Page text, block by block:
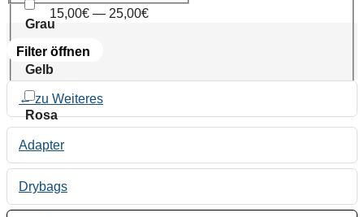
Grau
Gelb
Rosa
15,00€— 25,00€
Filter öffnen
← zu Weiteres
Adapter
Drybags